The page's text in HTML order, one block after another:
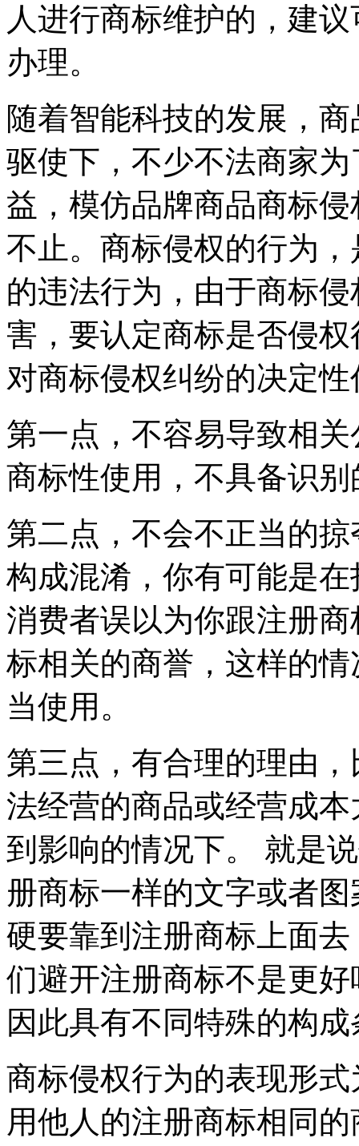
人进行商标维护的，建
办理。
随着智能科技的发展，
驱使下，不少不法商家
益，模仿品牌商品商标
不止。商标侵权的行为
的违法行为，由于商标
害，要认定商标是否侵
对商标侵权纠纷的决定性
第一点，不容易导致相
商标性使用，不具备识
第二点，不会不正当的
构成混淆，你有可能是
消费者误以为你跟注册
标相关的商誉，这样的
当使用。
第三点，有合理的理由
法经营的商品或经营成
到影响的情况下。 就是
册商标一样的文字或者
硬要靠到注册商标上面
们避开注册商标不是更
因此具有不同特殊的构
商标侵权行为的表现形
用他人的注册商标相同